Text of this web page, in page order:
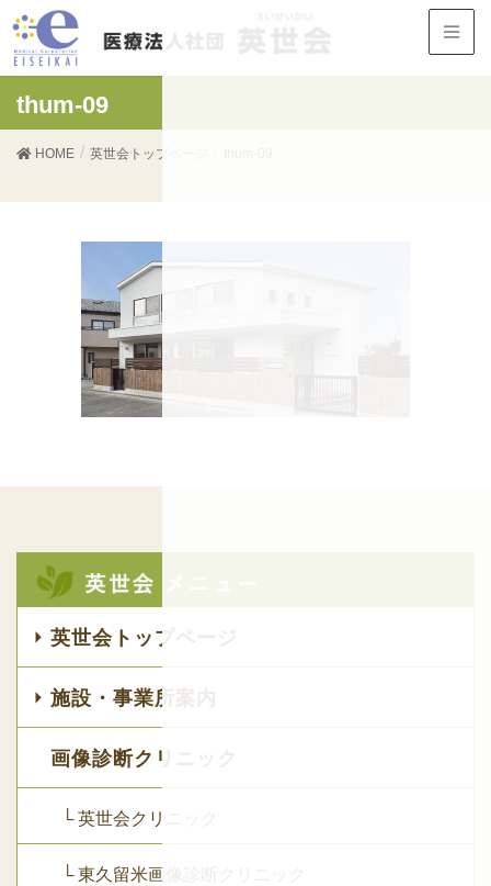
thum-09
HOME 英世会トップページ
英世会トップページ
施設・事業所案内
画像診断クリニック
└ 英世会クリニック
└ 東久留米画像診断クリニック